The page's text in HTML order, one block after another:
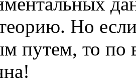
Но если
путем, то по